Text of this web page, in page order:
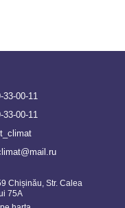
33-00-11
33-00-11
Chișinău, Str. Calea
75A